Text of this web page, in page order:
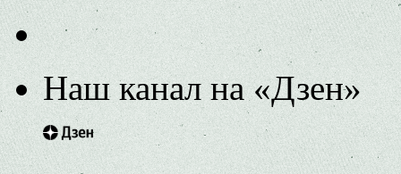
Наш канал на «Дзен»